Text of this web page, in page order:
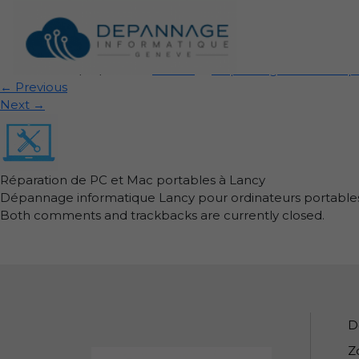
depannage-
← Previous
Next →
Réparation de PC et Mac portables à Lancy
Dépannage informatique Lancy pour ordinateurs
Both comments and trackbacks are currently closed.
Informations de pied de